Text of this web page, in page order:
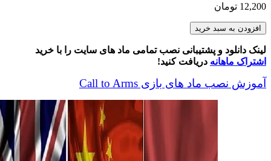
12,200 تومان
International
Army
عدد
افزودن به سبد خرید
لینک دانلود و پشتیبانی نصب تمامی ماد های سایت را با خرید
اشتراک ماهانه دریافت کنید!
آموزش نصب ماد های بازی Call to Arms